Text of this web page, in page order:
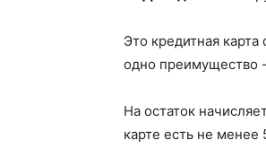
Это кредитная
одно преимущество
На остаток
карте есть не